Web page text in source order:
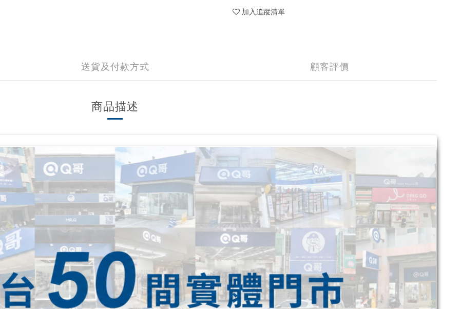
加入追蹤清單
送貨及付款方式 顧客評價
商品描述